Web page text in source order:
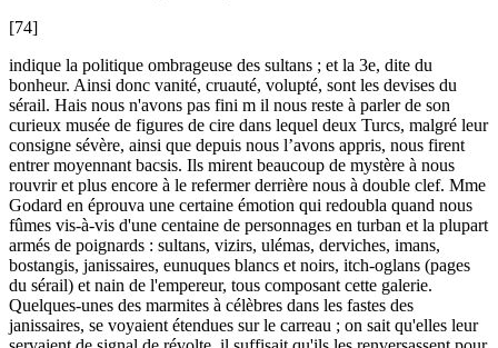
[74]
indique la politique ombrageuse des sultans ; et la 3e, dite du
bonheur. Ainsi donc vanité, cruauté, volupté, sont les devises du
sérail. Hais nous n'avons pas fini m il nous reste à parler de son
curieux musée de figures de cire dans lequel deux Turcs, malgré leur
consigne sévère, ainsi que depuis nous l’avons appris, nous firent
entrer moyennant bacsis. Ils mirent beaucoup de mystère à nous
rouvrir et plus encore à le refermer derrière nous à double clef. Mme
Godard en éprouva une certaine émotion qui redoubla quand nous
fûmes vis-à-vis d'une centaine de personnages en turban et la plupart
armés de poignards : sultans, vizirs, ulémas, derviches, imans,
bostangis, janissaires, eunuques blancs et noirs, itch-oglans (pages
du sérail) et nain de l'empereur, tous composant cette galerie.
Quelques-unes des marmites à célèbres dans les fastes des
janissaires, se voyaient étendues sur le carreau ; on sait qu'elles leur